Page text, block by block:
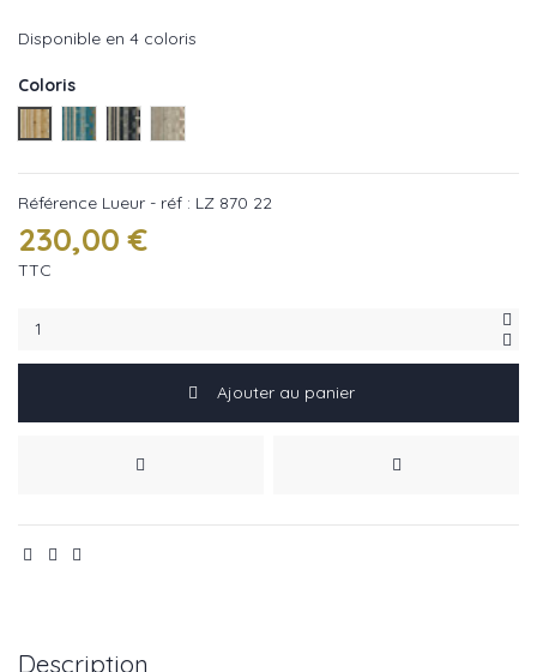
Disponible en 4 coloris
Coloris
Lueur - réf : LZ 870 22
Riviere - réf : LZ 870 40
Bois - réf : LZ 870 80
Mur - réf : LZ 870 01
Référence Lueur - réf : LZ 870 22
230,00 €
TTC
Ajouter au panier
Description